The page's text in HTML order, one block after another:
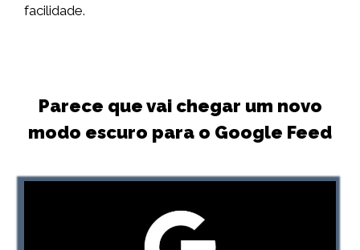
facilidade.
Parece que vai chegar um novo
modo escuro para o Google Feed